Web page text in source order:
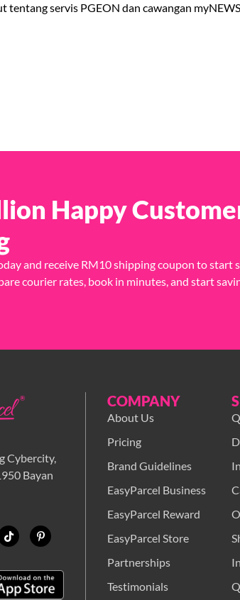
tentang servis PGEON dan cawangan
Happy
and receive RM10 shipping coupon to start
courier rates, book in minutes, and start
Cybercity,
Bayan
COMPANY
About Us
Pricing
Brand Guidelines
EasyParcel Business
EasyParcel Reward
EasyParcel Store
Partnerships
Testimonials